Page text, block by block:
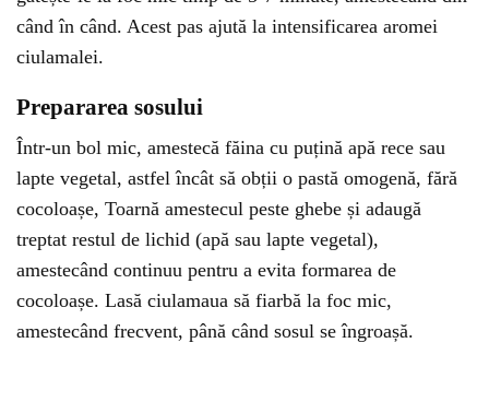
când în când. Acest pas ajută la intensificarea aromei
ciulamalei.
Prepararea sosului
Într-un bol mic, amestecă făina cu puțină apă rece sau
lapte vegetal, astfel încât să obții o pastă omogenă, fără
cocoloașe, Toarnă amestecul peste ghebe și adaugă
treptat restul de lichid (apă sau lapte vegetal),
amestecând continuu pentru a evita formarea de
cocoloașe. Lasă ciulamaua să fiarbă la foc mic,
amestecând frecvent, până când sosul se îngroașă.